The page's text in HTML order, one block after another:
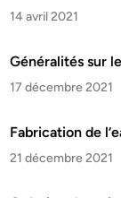
14 avril 2021
Généralités sur
17 décembre 2021
Fabrication de
21 décembre 2021